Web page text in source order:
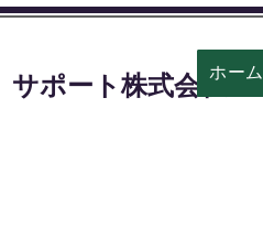
​サポート株式会社ホーム